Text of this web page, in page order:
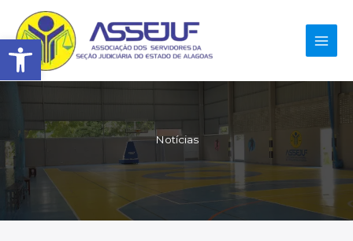
Abrir a barra de
para
o
conteúdo
Notícias